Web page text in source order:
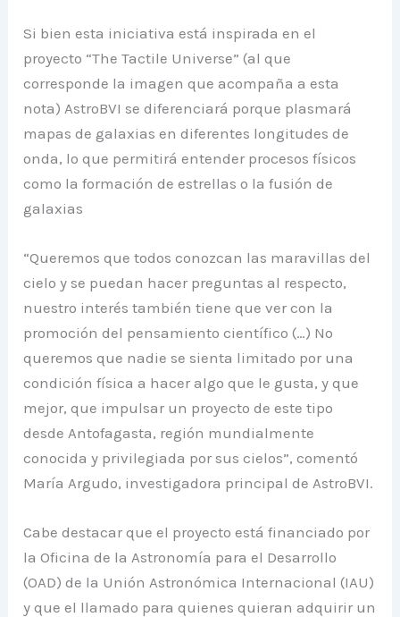
Si bien esta iniciativa está inspirada en el
proyecto “The Tactile Universe” (al que
corresponde la imagen que acompaña a esta
nota) AstroBVI se diferenciará porque plasmará
mapas de galaxias en diferentes longitudes de
onda, lo que permitirá entender procesos físicos
como la formación de estrellas o la fusión de
galaxias
“Queremos que todos conozcan las maravillas del
cielo y se puedan hacer preguntas al respecto,
nuestro interés también tiene que ver con la
promoción del pensamiento científico (…) No
queremos que nadie se sienta limitado por una
condición física a hacer algo que le gusta, y que
mejor, que impulsar un proyecto de este tipo
desde Antofagasta, región mundialmente
conocida y privilegiada por sus cielos”, comentó
María Argudo, investigadora principal de AstroBVI.
Cabe destacar que el proyecto está financiado por
la Oficina de la Astronomía para el Desarrollo
(OAD) de la Unión Astronómica Internacional (IAU)
y que el llamado para quienes quieran adquirir un